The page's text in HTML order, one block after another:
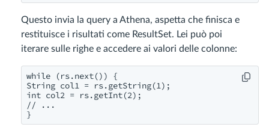
Questo invia la query a Athena, aspetta che finisca e
restituisce i risultati come ResultSet. Lei può poi
iterare sulle righe e accedere ai valori delle colonne:
while (rs.next()) {
String col1 = rs.getString(1);
int col2 = rs.getInt(2);
// ...
}